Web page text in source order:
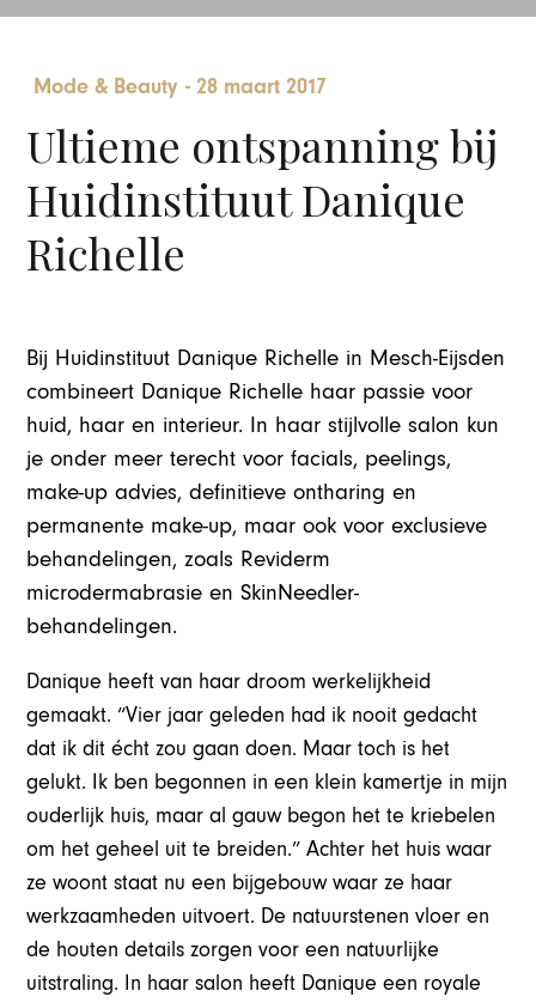
Mode & Beauty -28 maart 2017
Ultieme ontspanning bij
Huidinstituut Danique
Richelle
Bij Huidinstituut Danique Richelle in Mesch-Eijsden
combineert Danique Richelle haar passie voor
huid, haar en interieur. In haar stijlvolle salon kun
je onder meer terecht voor facials, peelings,
make-up advies, definitieve ontharing en
permanente make-up, maar ook voor exclusieve
behandelingen, zoals Reviderm
microdermabrasie en SkinNeedler-
behandelingen.
Danique heeft van haar droom werkelijkheid
gemaakt. “Vier jaar geleden had ik nooit gedacht
dat ik dit écht zou gaan doen. Maar toch is het
gelukt. Ik ben begonnen in een klein kamertje in mijn
ouderlijk huis, maar al gauw begon het te kriebelen
om het geheel uit te breiden.” Achter het huis waar
ze woont staat nu een bijgebouw waar ze haar
werkzaamheden uitvoert. De natuurstenen vloer en
de houten details zorgen voor een natuurlijke
uitstraling. In haar salon heeft Danique een royale